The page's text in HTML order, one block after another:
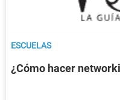
ESCUELAS
¿Cómo hacer